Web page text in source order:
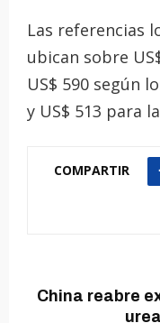
Las referencias
ubican sobre
US$ 590 según
y US$ 513 para
COMPARTIR
China reabre